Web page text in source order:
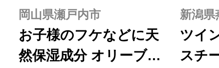
岡山県瀬戸内市
お子様のフケなどに天
然保湿成分 オリーブ油
新潟県
ツイ
スチ